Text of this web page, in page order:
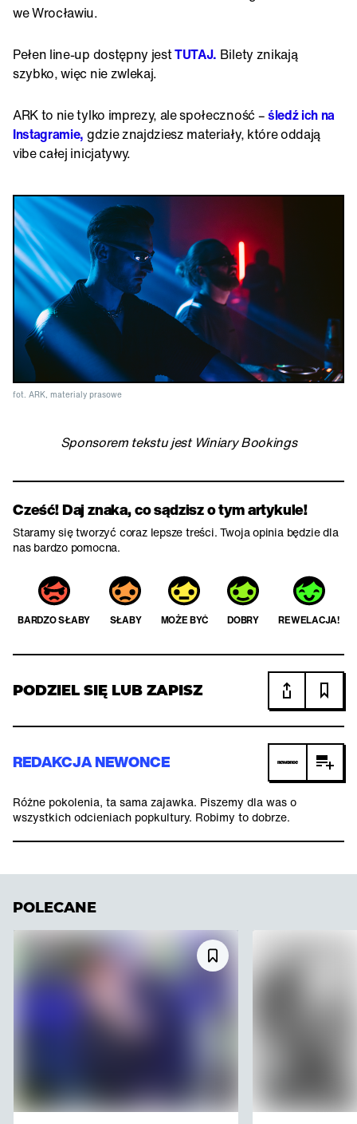
we Wrocławiu.
Pełen line-up dostępny jestTUTAJ. Bilety znikają
szybko, więc nie zwlekaj.
ARK to nie tylko imprezy, ale społeczność –śledź ich na
Instagramie, gdzie znajdziesz materiały, które oddają
vibe całej inicjatywy.
fot. ARK, materialy prasowe
Sponsorem tekstu jest Winiary Bookings
Cześć! Daj znaka, co sądzisz o tym artykule!
Staramy się tworzyć coraz lepsze treści. Twoja opinia będzie dla
nas bardzo pomocna.
BARDZO SŁABY SŁABY MOŻE BYĆ DOBRY REWELACJA!
PODZIEL SIĘ LUB ZAPISZ
REDAKCJA NEWONCE
Różne pokolenia, ta sama zajawka. Piszemy dla was o
wszystkich odcieniach popkultury. Robimy to dobrze.
POLECANE